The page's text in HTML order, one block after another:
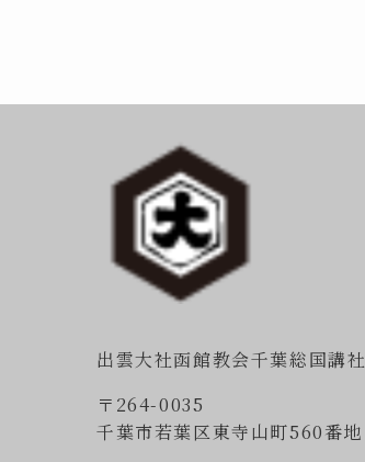
出雲大社函館教会千葉総国講社
〒264-0035
千葉市若葉区東寺山町560番地